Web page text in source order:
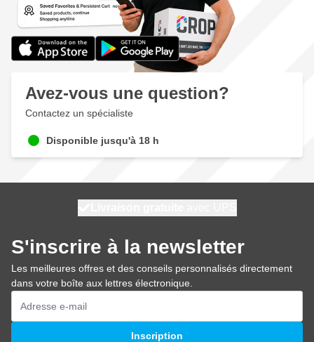
Avez-vous une question?
Contactez un spécialiste
Disponible jusqu'à 18 h
S'inscrire à la newsletter
Les meilleures offres et des conseils personnalisés directement
dans votre boîte aux lettres électronique.
Adresse mail
Inscription